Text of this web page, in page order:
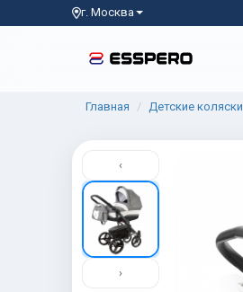
г. Москва
Главная Детские коляски
‹
›